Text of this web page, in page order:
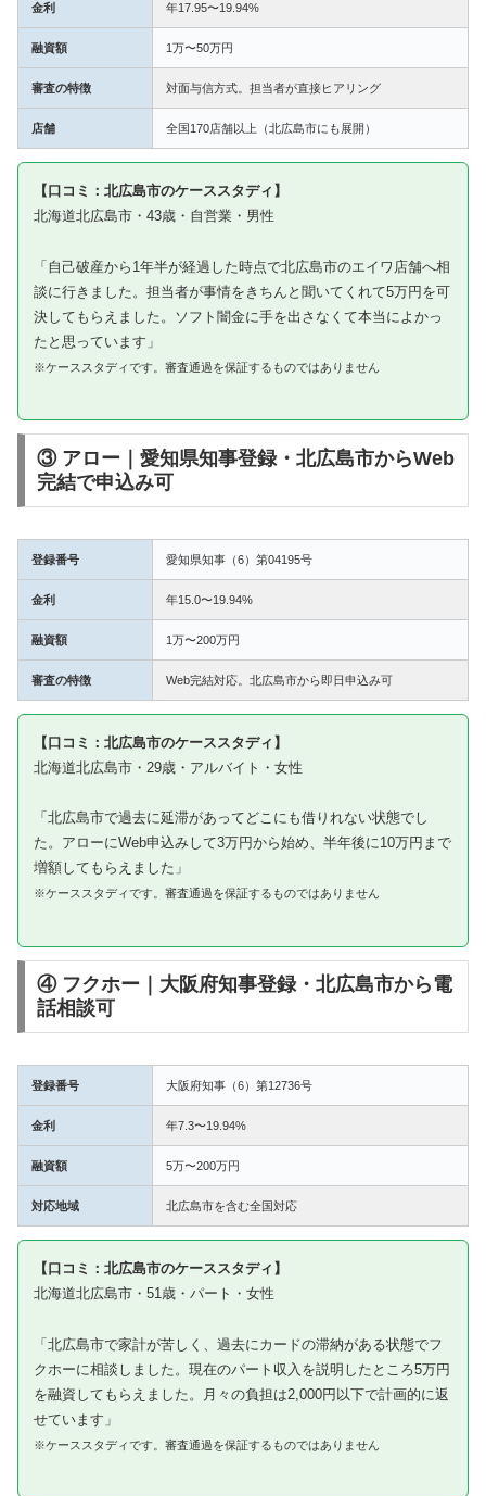
金利 年17.95〜19.94%
融資額 1万〜50万円
審査の特徴 対面与信方式。担当者が直接ヒアリング
店舗 全国170店舗以上（北広島市にも展開）
【口コミ：北広島市のケーススタディ】
北海道北広島市・43歳・自営業・男性
「自己破産から1年半が経過した時点で北広島市のエイワ店舗へ相
談に行きました。担当者が事情をきちんと聞いてくれて5万円を可
決してもらえました。ソフト闇金に手を出さなくて本当によかっ
たと思っています」
※ケーススタディです。審査通過を保証するものではありません
③ アロー｜愛知県知事登録・北広島市からWeb
完結で申込み可
登録番号 愛知県知事（6）第04195号
金利 年15.0〜19.94%
融資額 1万〜200万円
審査の特徴 Web完結対応。北広島市から即日申込み可
【口コミ：北広島市のケーススタディ】
北海道北広島市・29歳・アルバイト・女性
「北広島市で過去に延滞があってどこにも借りれない状態でし
た。アローにWeb申込みして3万円から始め、半年後に10万円まで
増額してもらえました」
※ケーススタディです。審査通過を保証するものではありません
④ フクホー｜大阪府知事登録・北広島市から電
話相談可
登録番号 大阪府知事（6）第12736号
金利 年7.3〜19.94%
融資額 5万〜200万円
対応地域 北広島市を含む全国対応
【口コミ：北広島市のケーススタディ】
北海道北広島市・51歳・パート・女性
「北広島市で家計が苦しく、過去にカードの滞納がある状態でフ
クホーに相談しました。現在のパート収入を説明したところ5万円
を融資してもらえました。月々の負担は2,000円以下で計画的に返
せています」
※ケーススタディです。審査通過を保証するものではありません